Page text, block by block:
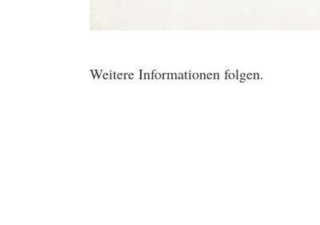
Weitere Informationen folgen.